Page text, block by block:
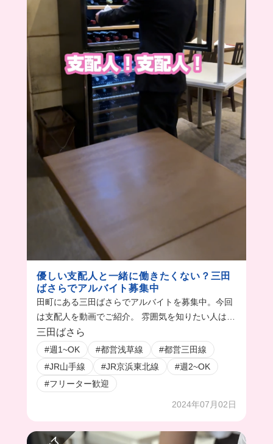
優しい支配人と一緒に働きたくない？三田
ばさらでアルバイト募集中
田町にある三田ばさらでアルバイトを募集中。今回
は支配人を動画でご紹介。 雰囲気を知りたい人は動
画をみてね！
三田ばさら
#週1~OK #都営浅草線
#都営三田線
#JR山手線
#JR京浜東北線
#週2~OK
#フリーター歓迎
2024年07月02日